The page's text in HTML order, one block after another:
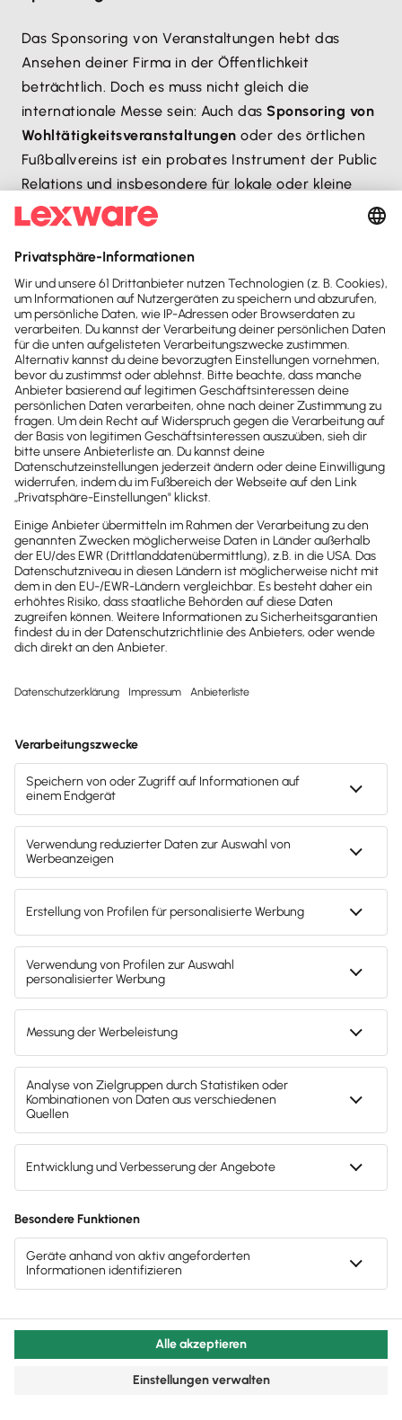
Das Sponsoring von Veranstaltungen hebt das
Ansehen deiner Firma in der Öffentlichkeit
beträchtlich. Doch es muss nicht gleich die
internationale Messe sein: Auch dasSponsoring von
Wohltätigkeitsveranstaltungen oder des örtlichen
Fußballvereins ist ein probates Instrument der Public
Relations und insbesondere für lokale oder kleine
Firmen geeignet.
Interne und externe
Unternehmenskommunikation
Die interne Öffentlichkeitsarbeit darf nicht
vernachlässigt werden. Die Kommunikation nach
außen, muss auch in der Firma bekannt sein. Es
schadet dem Betriebsklima, wenn Mitarbeiter
Firmen-Nachrichten aus der Zeitung erfahren.
Intranet und Schwarze Bretterkönnen für die
innerbetriebliche Kommunikation ebenso genutzt
werden wie klassischeMeetings und interne
Newsletter
. Transparenz steigert zudem die
Mitarbeiterbindung, weil sich die Angestellten in
den Prozess eingebunden fühlen. Was sich am
besten eignet, hängt von der Unternehmensgröße
und der -struktur ab.
Mitarbeiter & Gehalt
Mitarbeiterbindung: Sicherstellung der
Loyalität im Unternehmen
Erfahre Maßnahmen, um wertvolle Mitarbeiter zu
binden und den Unternehmenserfolg zu steigern.
Beispiele für gute Öffentlichkeitsarbeit
Gute Öffentlichkeitsarbeit erfolgt in der Regel über
größer angelegte Kampagnen, die auf mehreren
Kanälen ausgebreitet werden. Dabei wird
beispielsweise eine Thematik aufgegriffen, die in
Verbindung mit dem Unternehmen
Angebot steht, aber nicht direkt darauf Bezug
nimmt.
Hier sind ein paar Beispiele aus der Vergangenheit,
Die Knochenmarkspender-Zentrale und der Life